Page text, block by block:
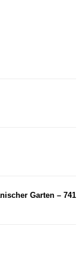
Garten – 741